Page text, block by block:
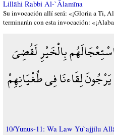
Lillāhi Rabbi Al-`Ālamīna
Su invocación allí será: «¡Gloria a Ti,
terminarán con esta invocación:
بِالْخَيْرِ لَقُضِيَ
لِقَاءنَا فِي طُغْيَانِهِمْ
10/Yunus-11: Wa Law Yu`ajjilu